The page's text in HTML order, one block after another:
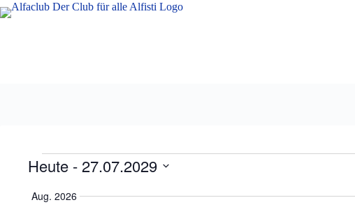
Zum
Inhalt
Veranstaltungen
Heute - 27.07.2029
Aug. 2026